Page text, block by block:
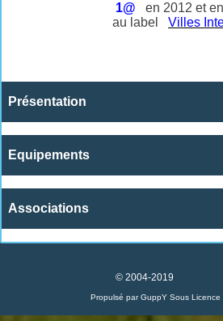
1@
en 2012 et
au label
Villes
Présentation
Equipements
Associations
© 2004-2019
Propulsé par GuppY Sous Licence